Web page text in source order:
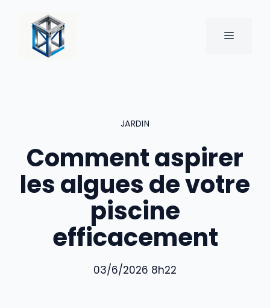
contenu
MENU
JARDIN
Comment aspirer
les algues de votre
piscine
efficacement
03/6/2026 8h22